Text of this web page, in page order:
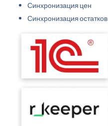
Синхронизация цен
Синхронизация остатков